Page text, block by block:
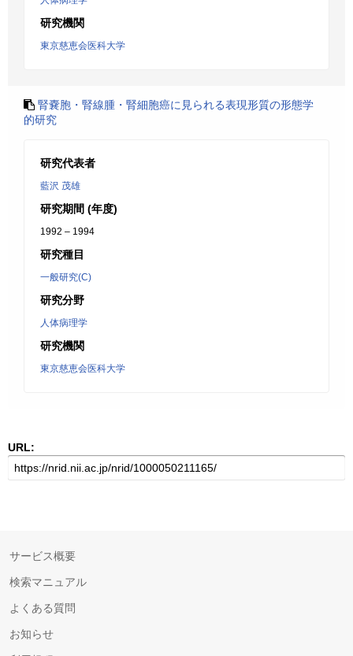
研究機関
東京慈恵会医科大学
腎嚢胞・腎線腫・腎細胞癌に見られる表現形質の形態学
的研究
研究代表者
藍沢 茂雄
研究期間 (年度)
1992 – 1994
研究種目
一般研究(C)
研究分野
人体病理学
研究機関
東京慈恵会医科大学
URL:
サービス概要
検索マニュアル
よくある質問
お知らせ